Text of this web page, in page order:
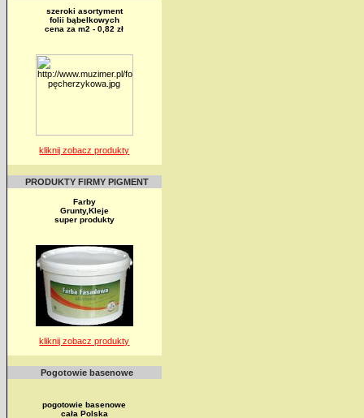
szeroki asortyment
folii bąbelkowych
cena za m2 - 0,82 zł
kliknij zobacz produkty
PRODUKTY FIRMY PIGMENT
Farby
Grunty,Kleje
super produkty
kliknij zobacz produkty
Pogotowie basenowe
pogotowie basenowe
cała Polska